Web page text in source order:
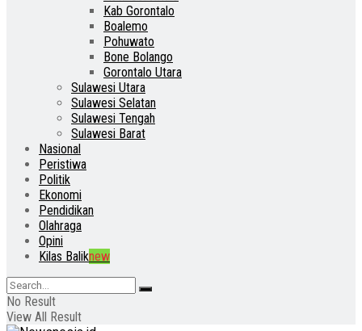
Kab Gorontalo
Boalemo
Pohuwato
Bone Bolango
Gorontalo Utara
Sulawesi Utara
Sulawesi Selatan
Sulawesi Tengah
Sulawesi Barat
Nasional
Peristiwa
Politik
Ekonomi
Pendidikan
Olahraga
Opini
Kilas Baliknew
No Result
View All Result